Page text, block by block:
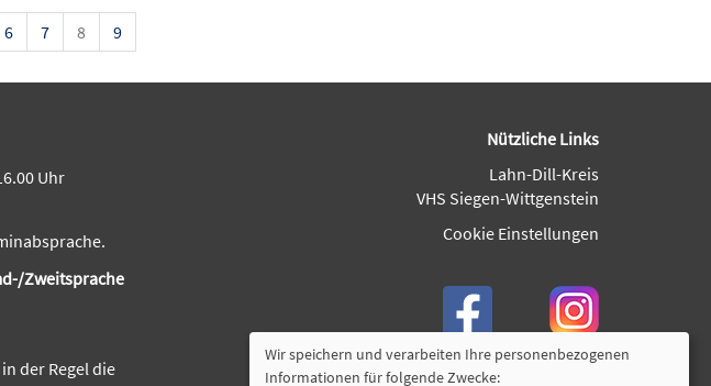
6 7 8 9
Uhr
Zweitsprache
der Regel die
Nützliche Links
Lahn-Dill-Kreis
VHS Siegen-Wittgenstein
Cookie Einstellungen
Wir speichern und verarbeiten Ihre personenbezogenen
Informationen für folgende Zwecke: